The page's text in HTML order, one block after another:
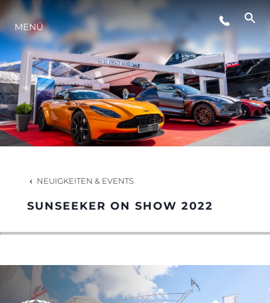
LIFESTYLE
INNOVATION
DIE FIRMA
DAS TEAM
BEWERTEN SIE IHR BOOT
MENÜ
NEUIGKEITEN & EVENTS
SUNSEEKER ON SHOW 2022